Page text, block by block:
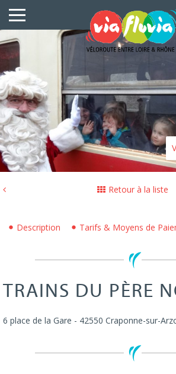
Retour à la liste
Description Tarifs & Moyens de
TRAINS DU PÈRE
6 place de la Gare - 42550 Craponne-sur-